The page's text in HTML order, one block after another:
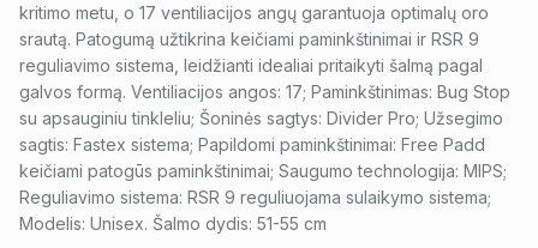
kritimo metu, o 17 ventiliacijos angų garantuoja optimalų oro
srautą. Patogumą užtikrina keičiami paminkštinimai ir RSR 9
reguliavimo sistema, leidžianti idealiai pritaikyti šalmą pagal
galvos formą. Ventiliacijos angos: 17; Paminkštinimas: Bug Stop
su apsauginiu tinkleliu; Šoninės sagtys: Divider Pro; Užsegimo
sagtis: Fastex sistema; Papildomi paminkštinimai: Free Padd
keičiami patogūs paminkštinimai; Saugumo technologija: MIPS;
Reguliavimo sistema: RSR 9 reguliuojama sulaikymo sistema;
Modelis: Unisex. Šalmo dydis: 51-55 cm